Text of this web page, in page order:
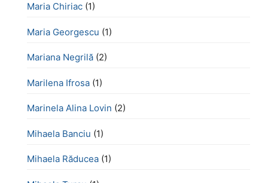
Maria Chiriac (1)
Maria Georgescu (1)
Mariana Negrilă (2)
Marilena Ifrosa (1)
Marinela Alina Lovin (2)
Mihaela Banciu (1)
Mihaela Răducea (1)